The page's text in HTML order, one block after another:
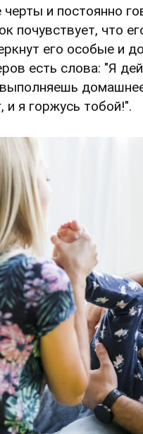
и постоянно
почувствует, что
его особые и
есть слова: "Я
и я горжусь тобой!".